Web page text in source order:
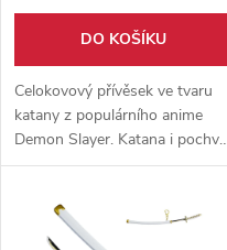
DO KOŠÍKU
Celokovový přívěsek ve tvaru
katany z populárního anime
Demon Slayer. Katana i pochva
jsou z hliníkové slitiny, meč po
lze stisknutím tlačítka odjistit a
katana z pochvy "vystřelí".